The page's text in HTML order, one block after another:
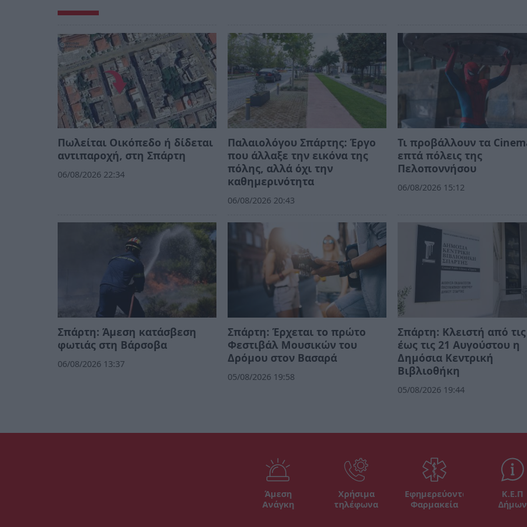
Πωλείται Οικόπεδο ή δίδεται
αντιπαροχή, στη Σπάρτη
06/08/2026 22:34
Παλαιολόγου Σπάρτης: Έργο
που άλλαξε την εικόνα της
πόλης, αλλά όχι την
καθημερινότητα
06/08/2026 20:43
Τι προβάλλουν τα
επτά πόλεις της
Πελοποννήσου
06/08/2026 15:12
Σπάρτη: Άμεση κατάσβεση
φωτιάς στη Βάρσοβα
06/08/2026 13:37
Σπάρτη: Έρχεται το πρώτο
Φεστιβάλ Μουσικών του
Δρόμου στον Βασαρά
05/08/2026 19:58
Σπάρτη: Κλειστή από
έως τις 21 Αυγούστου η
Δημόσια Κεντρική
Βιβλιοθήκη
05/08/2026 19:44
Άμεση
Ανάγκη
Χρήσιμα
τηλέφωνα
Εφημερεύοντα
Φαρμακεία
Κ.Ε.Π
Δήμων